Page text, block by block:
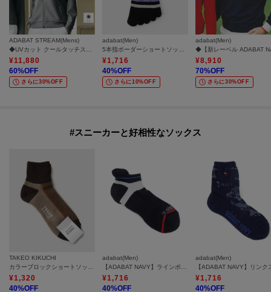
ADABAT STREAM(Mens)
¥11,880
60%OFF
さらに30%OFF
adabat(Men)
¥1,716
40%OFF
さらに10%OFF
adabat(Men)
¥8,910
70%OFF
さらに30%OFF
#スニーカーと好相性なソックス
TAKEO KIKUCHI
カラーブロックショートソックス
¥1,320
40%OFF
adabat(Men)
【ADABAT NAVY】ラインポイントベリーショート
¥1,716
40%OFF
adabat(Men)
¥1,716
40%OFF